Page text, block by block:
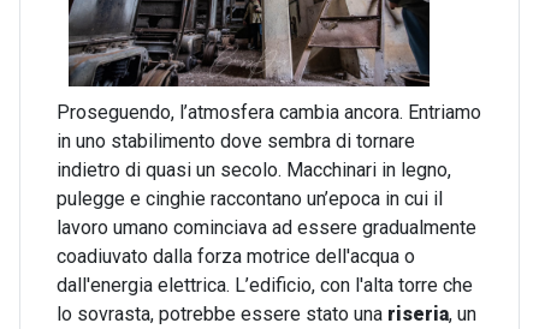
Proseguendo, l’atmosfera cambia ancora. Entriamo
in uno stabilimento dove sembra di tornare
indietro di quasi un secolo. Macchinari in legno,
pulegge e cinghie raccontano un’epoca in cui il
lavoro umano cominciava ad essere gradualmente
coadiuvato dalla forza motrice dell'acqua o
dall'energia elettrica. L’edificio, con l'alta torre che
lo sovrasta, potrebbe essere stato una riseria, un